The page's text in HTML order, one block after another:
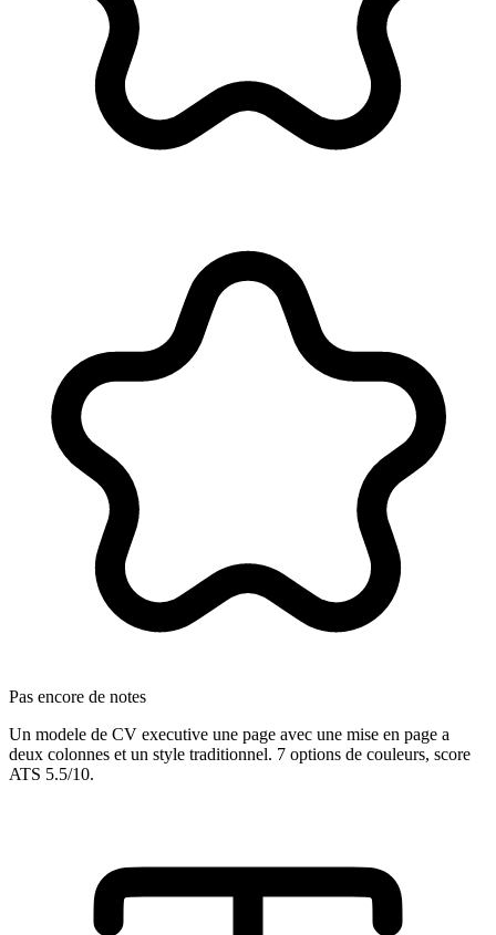
Pas encore de notes
Un modele de CV executive une page avec une mise en page a
deux colonnes et un style traditionnel. 7 options de couleurs, score
ATS 5.5/10.